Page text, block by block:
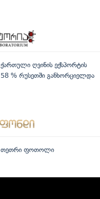
ქართული ღვინის ექსპორტის
58 % რუსეთში განხორციელდა
თეთრი ფოთოლი